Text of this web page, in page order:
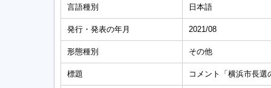
言語種別 日本語
発行・発表の年月 2021/08
形態種別 その他
標題 コメント「横浜市長